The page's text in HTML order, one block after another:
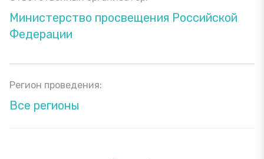
Министерство просвещения Российской
Федерации
Регион проведения:
Все регионы